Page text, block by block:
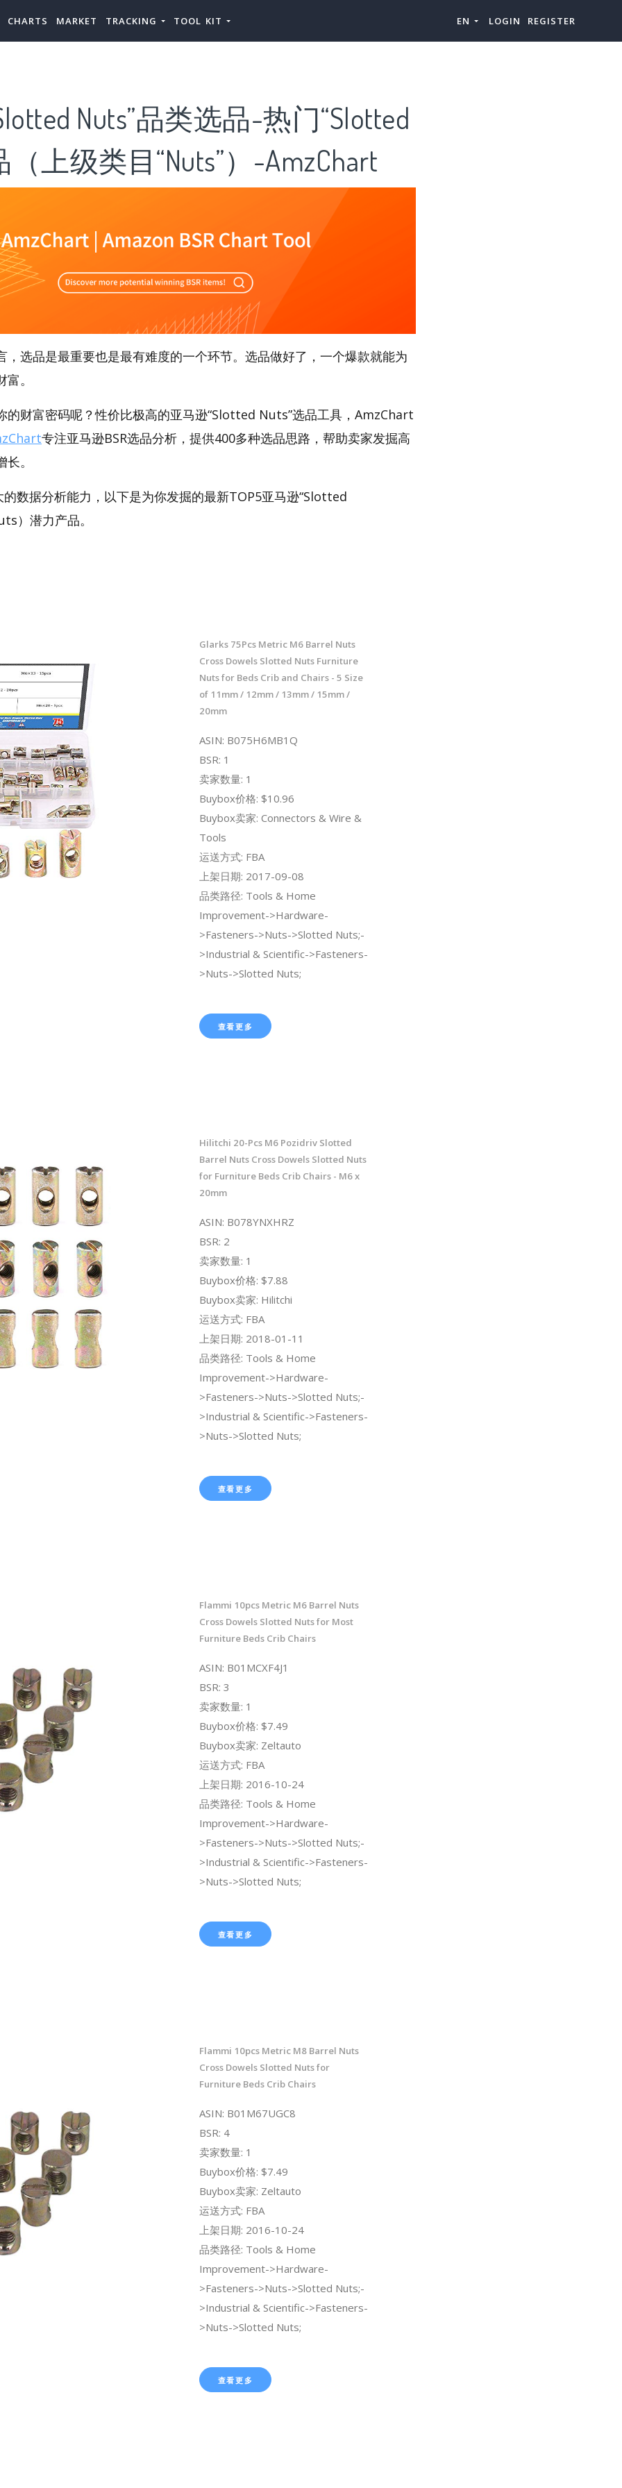
CHARTS MARKET TRACKING TOOL KIT EN LOGIN REGISTER
Nuts”品类选品-热门“Slotted
（上级类目“Nuts”）-AmzChart
，选品是最重要也是最有难度的一个环节。选品做好了，一个爆款就能为
。
的财富密码呢？性价比极高的亚马逊“Slotted Nuts”选品工具，AmzChart
专注亚马逊BSR选品分析，提供400多种选品思路，帮助卖家发掘高
。
数据分析能力，以下是为你发掘的最新TOP5亚马逊“Slotted
）潜力产品。
Glarks 75Pcs Metric M6 Barrel Nuts
Cross Dowels Slotted Nuts Furniture
Nuts for Beds Crib and Chairs - 5 Size
of 11mm / 12mm / 13mm / 15mm /
20mm
ASIN: B075H6MB1Q
BSR: 1
卖家数量: 1
Buybox价格: $10.96
Buybox卖家: Connectors & Wire &
Tools
运送方式: FBA
上架日期: 2017-09-08
品类路径: Tools & Home
Improvement->Hardware-
>Fasteners->Nuts->Slotted Nuts;-
>Industrial & Scientific->Fasteners-
>Nuts->Slotted Nuts;
查看更多
Hilitchi 20-Pcs M6 Pozidriv Slotted
Barrel Nuts Cross Dowels Slotted Nuts
for Furniture Beds Crib Chairs - M6 x
20mm
ASIN: B078YNXHRZ
BSR: 2
卖家数量: 1
Buybox价格: $7.88
Buybox卖家: Hilitchi
运送方式: FBA
上架日期: 2018-01-11
品类路径: Tools & Home
Improvement->Hardware-
>Fasteners->Nuts->Slotted Nuts;-
>Industrial & Scientific->Fasteners-
>Nuts->Slotted Nuts;
查看更多
Flammi 10pcs Metric M6 Barrel Nuts
Cross Dowels Slotted Nuts for Most
Furniture Beds Crib Chairs
ASIN: B01MCXF4J1
BSR: 3
卖家数量: 1
Buybox价格: $7.49
Buybox卖家: Zeltauto
运送方式: FBA
上架日期: 2016-10-24
品类路径: Tools & Home
Improvement->Hardware-
>Fasteners->Nuts->Slotted Nuts;-
>Industrial & Scientific->Fasteners-
>Nuts->Slotted Nuts;
查看更多
Flammi 10pcs Metric M8 Barrel Nuts
Cross Dowels Slotted Nuts for
Furniture Beds Crib Chairs
ASIN: B01M67UGC8
BSR: 4
卖家数量: 1
Buybox价格: $7.49
Buybox卖家: Zeltauto
运送方式: FBA
上架日期: 2016-10-24
品类路径: Tools & Home
Improvement->Hardware-
>Fasteners->Nuts->Slotted Nuts;-
>Industrial & Scientific->Fasteners-
>Nuts->Slotted Nuts;
查看更多